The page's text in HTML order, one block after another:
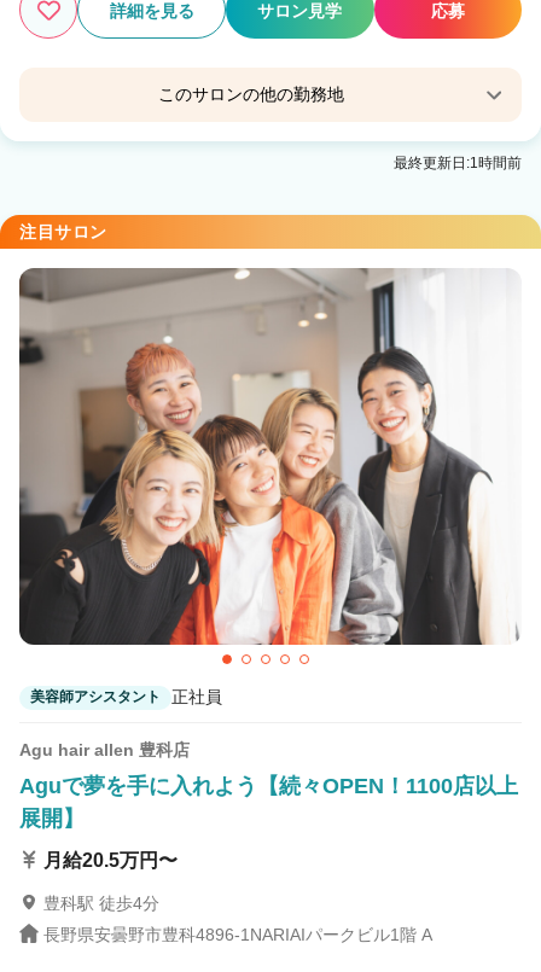
検索する
詳細を見る サロン見学 応募
このサロンの他の勤務地
Agu hair cedar 安曇野
最終更新日:1時間前
注目サロン
美容師アシスタント 正社員
Agu hair allen 豊科店
Aguで夢を手に入れよう【続々OPEN！1100店以上
展開】
月給20.5万円〜
豊科駅 徒歩4分
長野県安曇野市豊科4896-1NARIAIパークビル1階 A